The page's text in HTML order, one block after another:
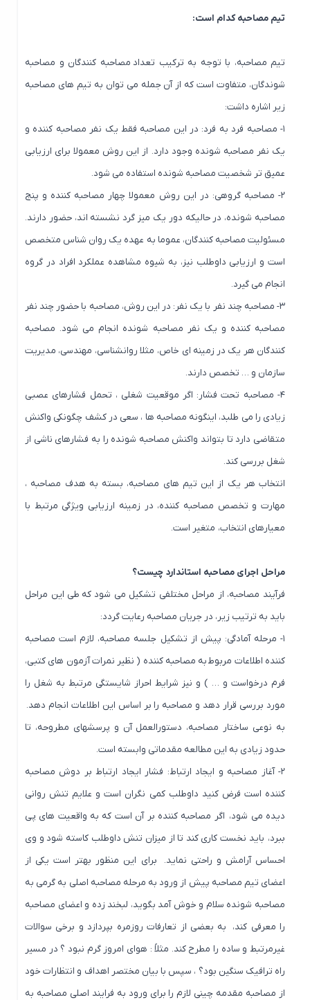
تیم مصاحبه کدام است:
تیم مصاحبه، با توجه به ترکیب تعداد مصاحبه کنندگان و مصاحبه
شوندگان، متفاوت است که از آن جمله می توان به تیم های مصاحبه
زیر اشاره داشت:
۱- مصاحبه فرد به فرد: در این مصاحبه فقط یک نفر مصاحبه کننده و
یک نفر مصاحبه شونده وجود دارد. از این روش معمولا برای ارزیابی
عمیق تر شخصیت مصاحبه شونده استفاده می شود.
۲- مصاحبه گروهی: در این روش معمولا چهار مصاحبه کننده و پنج
مصاحبه شونده، در حالیکه دور یک میز گرد نشسته اند، حضور دارند.
مسئولیت مصاحبه کنندگان، عموما به عهده یک روان شناس متخصص
است و ارزیابی داوطلب نیز، به شیوه مشاهده عملکرد افراد در گروه
انجام می گیرد.
۳- مصاحبه چند نفر با یک نفر: در این روش، مصاحبه با حضور چند نفر
مصاحبه کننده و یک نفر مصاحبه شونده انجام می شود. مصاحبه
کنندگان هر یک در زمینه ای خاص، مثلا روانشناسی، مهندسی، مدیریت
سازمان و … تخصص دارند.
۴- مصاحبه تحت فشار: اگر موقعیت شغلی ، تحمل فشارهای عصبی
زیادی را می طلبد، اینگونه مصاحبه ها ، سعی در کشف چگونکی واکنش
متقاضی دارد تا بتواند واکنش مصاحبه شونده را به فشارهای ناشی از
شغل بررسی کند.
انتخاب هر یک از این تیم های مصاحبه، بسته به هدف مصاحبه ،
مهارت و تخصص مصاحبه کننده، در زمینه ارزیابی ویژگی مرتبط با
معیارهای انتخاب، متغیر است.
مراحل اجرای مصاحبه استاندارد چیست؟
فرآیند مصاحبه، از مراحل مختلفی تشکیل می شود که طی این مراحل
باید به ترتیب زیر، در جریان مصاحبه رعایت گردد:
۱- مرحله آمادگی: پیش از تشکیل جلسه مصاحبه، لازم است مصاحبه
کننده اطلاعات مربوط به مصاحبه کننده ( نظیر نمرات آزمون های کتبی،
فرم درخواست و … ) و نیز شرایط احراز شایستگی مرتبط به شغل را
مورد بررسی قرار دهد و مصاحبه را بر اساس این اطلاعات انجام دهد.
به نوعی ساختار مصاحبه، دستورالعمل آن و پرسشهای مطروحه، تا
حدود زیادی به این مطالعه مقدماتی وابسته است.
۲- آغاز مصاحبه و ایجاد ارتباط: فشار ایجاد ارتباط بر دوش مصاحبه
کننده است فرض کنید داوطلب کمی نگران است و علایم تنش روانی
دیده می شود، اگر مصاحبه کننده بر آن است که به واقعیت های پی
ببرد، باید نخست کاری کند تا از میزان تنش داوطلب کاسته شود و وی
احساس آرامش و راحتی نماید. برای این منظور بهتر است یکی از
اعضای تیم مصاحبه پیش از ورود به مرحله مصاحبه اصلی به گرمی به
مصاحبه شونده سلام و خوش آمد بگوید، لبخند زده و اعضای مصاحبه
را معرفی کند، به بعضی از تعارفات روزمره بپردازد و برخی سوالات
غیرمرتبط و ساده را مطرح کند. مثلاً : هوای امروز گرم نبود ؟ در مسیر
راه ترافیک سنگین بود؟ ، سپس با بیان مختصر اهداف و انتظارات خود
از مصاحبه مقدمه چینی لازم را برای ورود به فرایند اصلی مصاحبه به